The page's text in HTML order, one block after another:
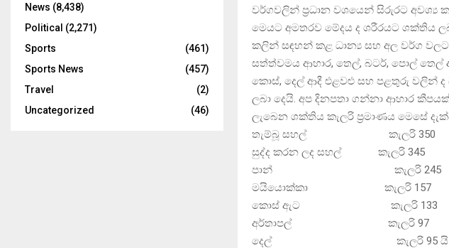
වර්ගවලින් ප්‍රධාන වශයෙන් සිරුරට අවශ්‍ය
මෙයට අමතරව මේදය ද ශරීරයට ශක්තිය
කලින් සඳහන් කළ ධාන්‍ය සහ අල වර්ග
සත්ත්වමය ආහාර, තෙල්, බටර්, පොල් තෙල්
කොස්, දෙල් ආදී එළවළු සහ පළතුරු වලින්
ලබා දෙයි. අප දිනපතා ගන්නා ආහාර
ලැබෙන ශක්තිය කැලරි ප්‍රමාණය මෙසේ
තැම්බූ සහල් කැලරි 350
සුද්ද කරන ලද සහල් කැලරි 345
පාන් කැලරි 245
මයියොක්කා කැලරි 157
කොස් ඇට කැලරි 133
අර්තාපල් කැලරි 97
දෙල් කැලරි 95 යි
News (8,438)
Political (2,271)
Sports
(461)
Sports News
(457)
Travel
(2)
Uncategorized
(46)